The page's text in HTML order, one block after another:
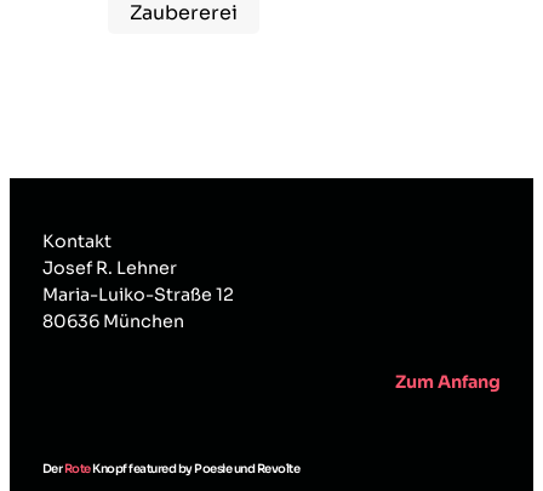
Zaubererei
Kontakt
Josef R. Lehner
Maria-Luiko-Straße 12
80636 München
Zum Anfang
DerRoteKnopf featured by Poesie und Revolte